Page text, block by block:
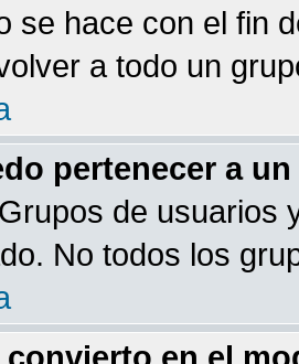
se hace con el fin
a todo un
pertenecer a
de usuarios
No todos los